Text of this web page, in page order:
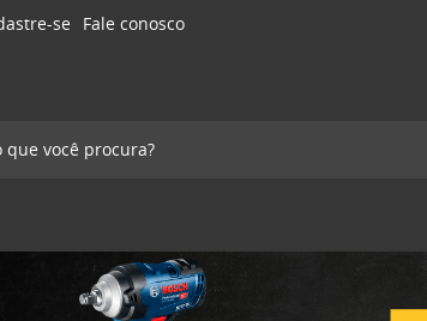
se Fale conosco